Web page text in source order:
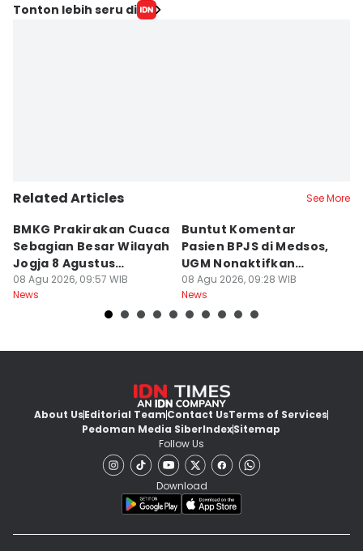
Tonton lebih seru di
Related Articles See More
BMKG Prakirakan Cuaca
Sebagian Besar Wilayah
Jogja 8 Agustus
Berawan
08 Agu 2026, 09:57 WIB
News
Buntut Komentar
Pasien BPJS di Medsos,
UGM Nonaktifkan
Dokter PPDS
08 Agu 2026, 09:28 WIB
News
About UsEditorial TeamContact UsTerms of Services
Pedoman Media SiberIndexSitemap
Follow Us
Download